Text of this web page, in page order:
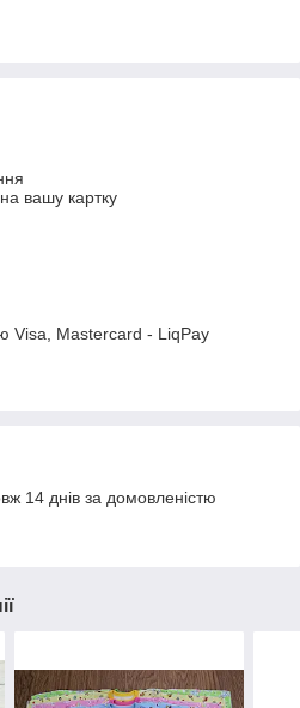
вашу картку
Visa, Mastercard - LiqPay
14 днів за домовленістю